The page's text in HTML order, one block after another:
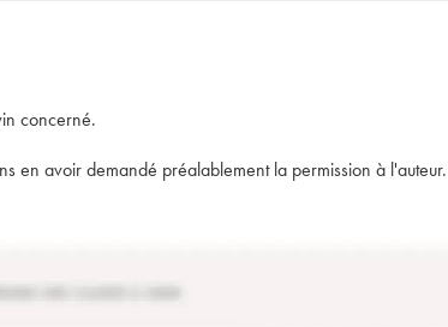
concerné.
en avoir demandé préalablement la permission à l'auteur.